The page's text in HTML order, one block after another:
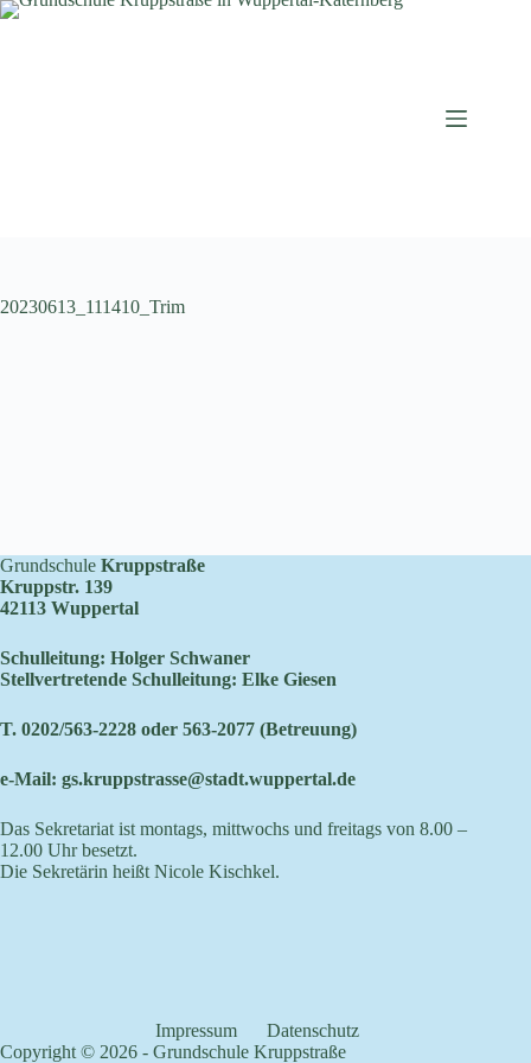
Zum
20230613_111410_Trim
Grundschule Kruppstraße
Kruppstr. 139
42113 Wuppertal
Schulleitung: Holger Schwaner
Stellvertretende Schulleitung: Elke Giesen
T. 0202/563-2228 oder 563-2077 (Betreuung)
e-Mail: gs.kruppstrasse@stadt.wuppertal.de
Das Sekretariat ist montags, mittwochs und freitags von 8.00 –
12.00 Uhr besetzt.
Die Sekretärin heißt Nicole Kischkel.
Impressum
Datenschutz
Copyright © 2026 - Grundschule Kruppstraße